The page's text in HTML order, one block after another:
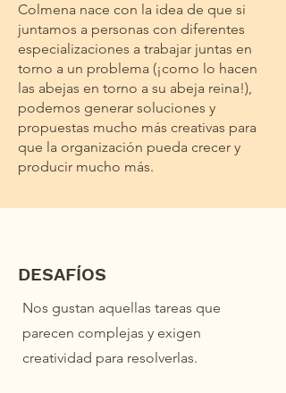
Colmena nace con la idea de que si
juntamos a personas con diferentes
especializaciones a trabajar juntas en
torno a un problema (¡como lo hacen
las abejas en torno a su abeja reina!),
podemos generar soluciones y
propuestas mucho más creativas para
que la organización pueda crecer y
producir mucho más.
DESAFÍOS
Nos gustan aquellas tareas que
parecen complejas y exigen
creatividad para resolverlas.